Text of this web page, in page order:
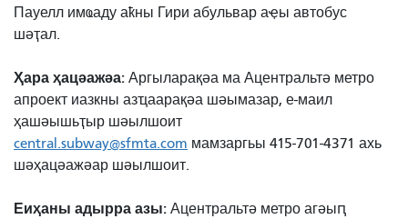
Пауелл имҩаду аҟны Гири абульвар аҿы автобус
шәҭал.
Ҳара ҳацәажәа: Аргыларақәа ма Ацентральтә метро
апроект иазкны азҵаарақәа шәымазар, е-маил
ҳашәышьҭыр шәылшоит
central.subway@sfmta.com мамзаргьы 415-701-4371 ахь
шәҳацәажәар шәылшоит.
Еиҳаны адырра азы: Ацентральтә метро агәыԥ